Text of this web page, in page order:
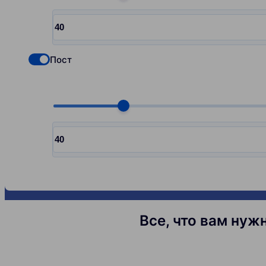
Choose quantity, pcs
Input quantity, pcs
Check if you want to select Nofollow backlinks
Пост
Choose quantity, pcs
Input quantity, pcs
Все, что вам